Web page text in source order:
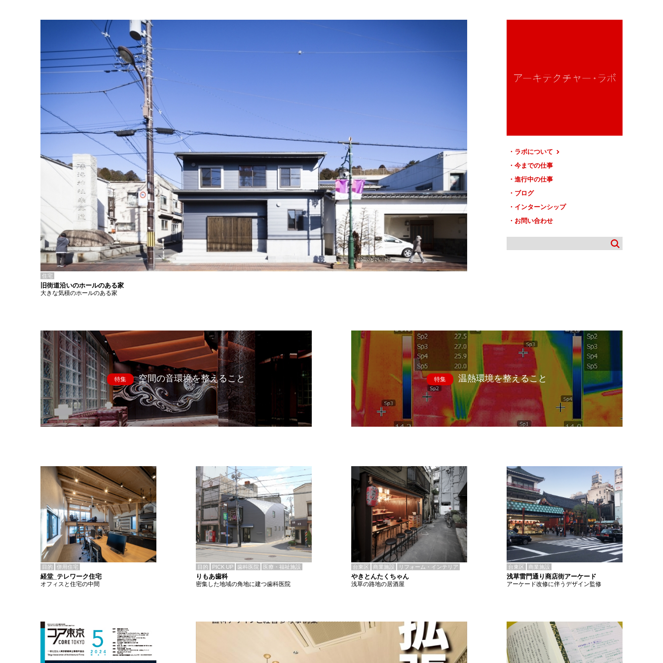
ラボについて
今までの仕事
進行中の仕事
ブログ
インターンシップ
お問い合わせ
住宅
旧街道沿いのホールのある家
大きな気積のホールのある家
特集 空間の音環境を整えること 特集 温熱環境を整えること
目的 併用住宅
経堂_テレワーク住宅
オフィスと住宅の中間
目的 PICK UP 歯科医院 医療・福祉施設
りもあ歯科
密集した地域の角地に建つ歯科医院
台東区 商業施設 リフォーム・インテリア
やきとんたくちゃん
浅草の路地の居酒屋
台東区 商業施設
浅草雷門通り商店街アーケード
アーケード改修に伴うデザイン監修